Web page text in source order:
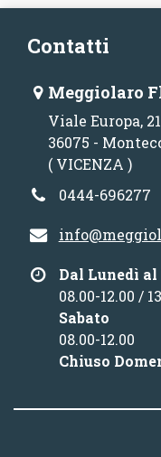
Contatti
Meggiolaro
Viale Europa, 21
36075 -
( VICENZA )
0444-696277
Dal Lunedì
08.00-12.00 /
Sabato
08.00-12.00
Chiuso